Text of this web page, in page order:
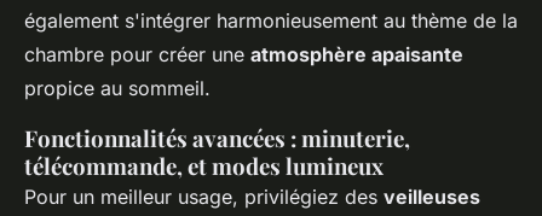
également s'intégrer harmonieusement au thème de la
chambre pour créer une atmosphère apaisante
propice au sommeil.
Fonctionnalités avancées : minuterie,
télécommande, et modes lumineux
Pour un meilleur usage, privilégiez des veilleuses